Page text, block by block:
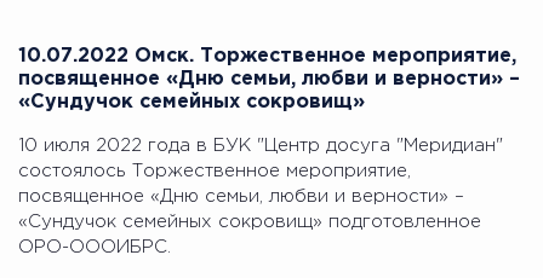
10.07.2022 Омск. Торжественное мероприятие,
посвященное «Дню семьи, любви и верности» –
«Сундучок семейных сокровищ»
10 июля 2022 года в БУК "Центр досуга "Меридиан"
состоялось Торжественное мероприятие,
посвященное «Дню семьи, любви и верности» –
«Сундучок семейных сокровищ» подготовленное
ОРО-ОООИБРС.